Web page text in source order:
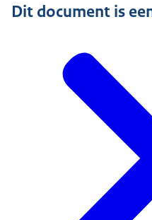
Dit document is